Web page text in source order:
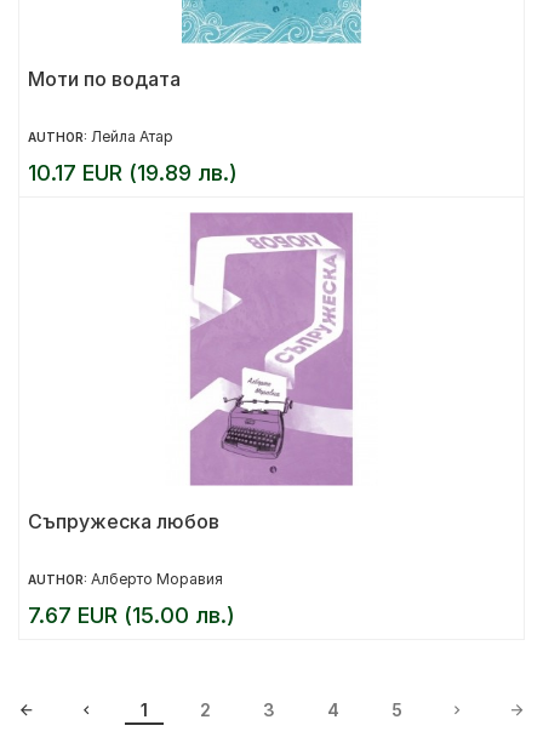
Моти по водата
AUTHOR: Лейла Атар
10.17 EUR (19.89 лв.)
Съпружеска любов
AUTHOR: Алберто Моравия
7.67 EUR (15.00 лв.)
1 2 3 4 5